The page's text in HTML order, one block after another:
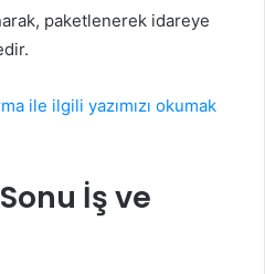
paketlenerek idareye
ile ilgili yazımızı okumak
İş ve